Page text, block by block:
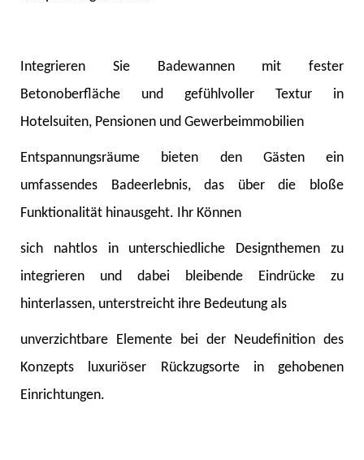
Integrieren Sie Badewannen mit fester
Betonoberfläche und gefühlvoller Textur in
Hotelsuiten, Pensionen und Gewerbeimmobilien
Entspannungsräume bieten den Gästen ein
umfassendes Badeerlebnis, das über die bloße
Funktionalität hinausgeht. Ihr Können
sich nahtlos in unterschiedliche Designthemen zu
integrieren und dabei bleibende Eindrücke zu
hinterlassen, unterstreicht ihre Bedeutung als
unverzichtbare Elemente bei der Neudefinition des
Konzepts luxuriöser Rückzugsorte in gehobenen
Einrichtungen.